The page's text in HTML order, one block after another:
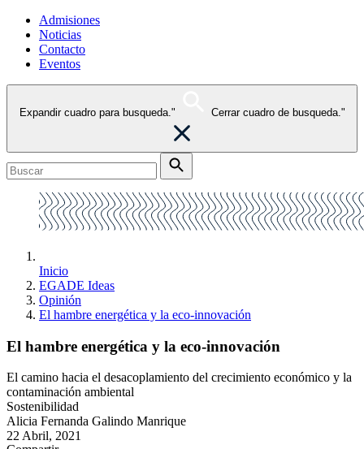
Admisiones
Noticias
Contacto
Eventos
Expandir cuadro para busqueda." Cerrar cuadro de busqueda."
Inicio
EGADE Ideas
Opinión
El hambre energética y la eco-innovación
El hambre energética y la eco-innovación
El camino hacia el desacoplamiento del crecimiento económico y la
contaminación ambiental
Sostenibilidad
Alicia Fernanda Galindo Manrique
22 Abril, 2021